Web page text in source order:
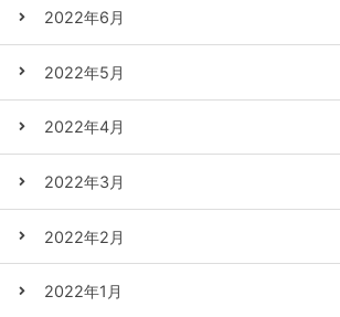
2022年6月
2022年5月
2022年4月
2022年3月
2022年2月
2022年1月